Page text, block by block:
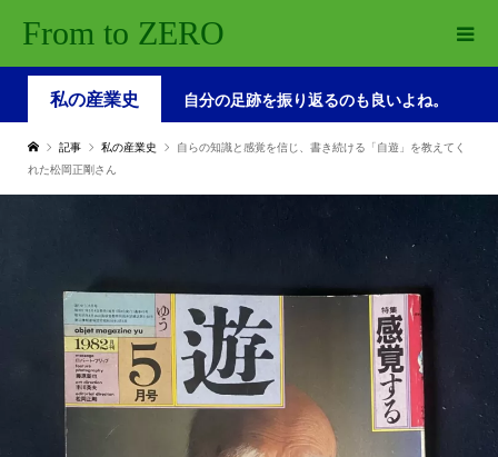
From to ZERO
私の産業史 自分の足跡を振り返るのも良いよね。
記事 私の産業史
自らの知識と感覚を信じ、書き続ける「自遊」を教えてく
れた松岡正剛さん